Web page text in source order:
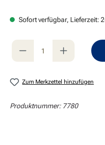
Sofort verfügbar, Lieferzeit:
Produkt Anzahl:
Zum Merkzettel hinzufügen
Produktnummer: 7780